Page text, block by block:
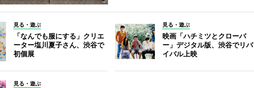
見る・遊ぶ
「なんでも服にする」クリエ
ーター塩川夏子さん、渋谷で
初個展
見る・遊ぶ
映画「ハチミツとクローバ
ー」デジタル版、渋谷でリバ
イバル上映
見る・遊ぶ